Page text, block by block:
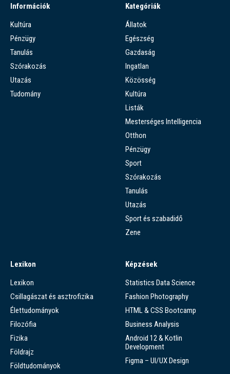
Információk
Kultúra
Pénzügy
Tanulás
Szórakozás
Utazás
Tudomány
Kategóriák
Állatok
Egészség
Gazdaság
Ingatlan
Közösség
Kultúra
Listák
Mesterséges Intelligencia
Otthon
Pénzügy
Sport
Szórakozás
Tanulás
Utazás
Sport és szabadidő
Zene
Lexikon
Lexikon
Csillagászat és asztrofizika
Élettudományok
Filozófia
Fizika
Földrajz
Földtudományok
Képzések
Statistics Data Science
Fashion Photography
HTML & CSS Bootcamp
Business Analysis
Android 12 & Kotlin
Development
Figma – UI/UX Design